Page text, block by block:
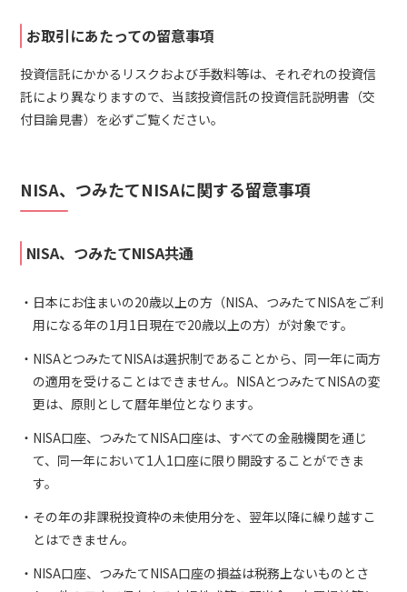
お取引にあたっての留意事項
投資信託にかかるリスクおよび手数料等は、それぞれの投資信
託により異なりますので、当該投資信託の投資信託説明書（交
付目論見書）を必ずご覧ください。
NISA、つみたてNISAに関する留意事項
NISA、つみたてNISA共通
日本にお住まいの20歳以上の方（NISA、つみたてNISAをご利
用になる年の1月1日現在で20歳以上の方）が対象です。
NISAとつみたてNISAは選択制であることから、同一年に両方
の適用を受けることはできません。NISAとつみたてNISAの変
更は、原則として暦年単位となります。
NISA口座、つみたてNISA口座は、すべての金融機関を通じ
て、同一年において1人1口座に限り開設することができま
す。
その年の非課税投資枠の未使用分を、翌年以降に繰り越すこ
とはできません。
NISA口座、つみたてNISA口座の損益は税務上ないものとさ